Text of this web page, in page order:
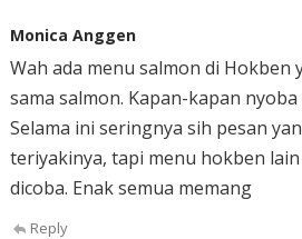
Monica Anggen
Wah ada menu salmon di Hokben
sama salmon. Kapan-kapan
Selama ini seringnya sih pesan
teriyakinya, tapi menu hokben
dicoba. Enak semua memang
Reply